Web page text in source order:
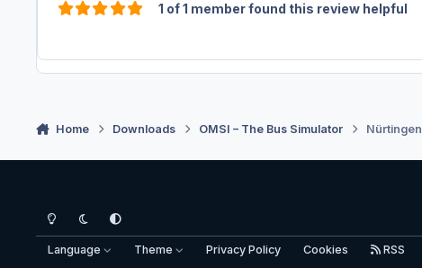
1 of 1 member found this review helpful
Home Downloads OMSI – The Bus Simulator Nürtingen
Light ModeDark ModeSystem Preference
Language Theme Privacy Policy Cookies RSS